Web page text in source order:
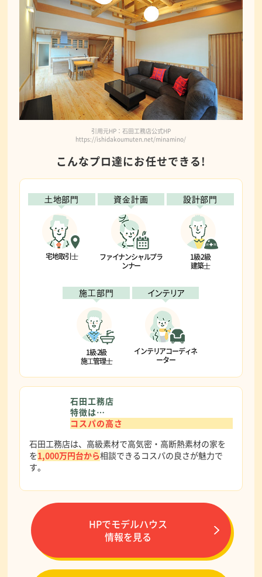
引用元HP：石田工務店公式HP
https://ishidakoumuten.net/minamino/
こんなプロ達にお任せできる!
⼟地部⾨
宅地取引⼠
資⾦計画
ファイナンシャルプラ
ンナー
設計部⾨
1級‧2級
建築⼠
施⼯部⾨
1級‧2級
施⼯管理⼠
インテリア
インテリアコーディネ
ーター
石田工務店
特徴は…
コスパの高さ
石田工務店は、高級素材で高気密・高断熱素材の家を
を1,000万円台から相談できるコスパの良さが魅力で
す。
HPでモデルハウス
情報を見る